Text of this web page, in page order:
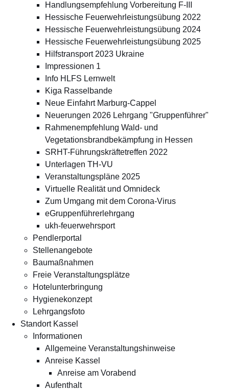
Handlungsempfehlung Vorbereitung F-III
Hessische Feuerwehrleistungsübung 2022
Hessische Feuerwehrleistungsübung 2024
Hessische Feuerwehrleistungsübung 2025
Hilfstransport 2023 Ukraine
Impressionen 1
Info HLFS Lernwelt
Kiga Rasselbande
Neue Einfahrt Marburg-Cappel
Neuerungen 2026 Lehrgang "Gruppenführer"
Rahmenempfehlung Wald- und
Vegetationsbrandbekämpfung in Hessen
SRHT-Führungskräftetreffen 2022
Unterlagen TH-VU
Veranstaltungspläne 2025
Virtuelle Realität und Omnideck
Zum Umgang mit dem Corona-Virus
eGruppenführerlehrgang
ukh-feuerwehrsport
Pendlerportal
Stellenangebote
Baumaßnahmen
Freie Veranstaltungsplätze
Hotelunterbringung
Hygienekonzept
Lehrgangsfoto
Standort Kassel
Informationen
Allgemeine Veranstaltungshinweise
Anreise Kassel
Anreise am Vorabend
Aufenthalt